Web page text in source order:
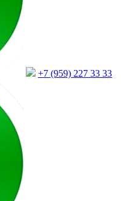
+7 (959) 227 33 33